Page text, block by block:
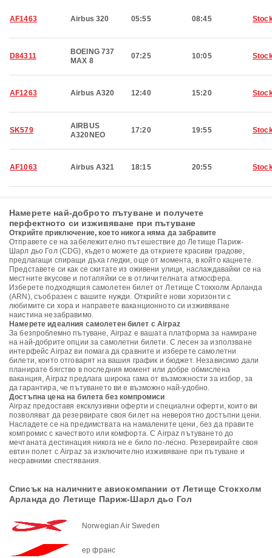
AF1463 Airbus 320 05:55 08:45
D84311
BOEING 737
MAX 8
07:25 10:05
AF1263 Airbus A320 12:40 15:20
SK579
AIRBUS
A320NEO
17:20 19:55
AF1063 Airbus A321 18:15 20:55
Намерете най-доброто пътуване и получете
перфектното си изживяване при пътуване
Открийте приключение, което никога няма да забравите
Отправете се на забележително пътешествие до Летище Париж-
Шарл дьо Гол (CDG), където можете да откриете красиви градове,
предлагащи спиращи дъха гледки, още от момента, в който кацнете.
Представете си как се скитате из оживени улици, наслаждавайки се на
местните вкусове и потапяйки се в отличителната атмосфера.
Изберете подходящия самолетен билет от Летище Стокхолм Арланда
(ARN), съобразен с вашите нужди. Открийте нови хоризонти с
любимите си хора и направете ваканционното си изживяване
наистина незабравимо.
Намерете идеалния самолетен билет с Airpaz
За безпроблемно пътуване, Airpaz е вашата платформа за намиране
на най-добрите опции за самолетни билети. С лесен за използване
интерфейс Airpaz ви помага да сравните и изберете самолетни
билети, които отговарят на вашия график и бюджет. Независимо дали
планирате бягство в последния момент или добре обмислена
ваканция, Airpaz предлага широка гама от възможности за избор, за
да гарантира, че пътуването ви е възможно най-удобно.
Достъпна цена на билета без компромиси
Airpaz предоставя ексклузивни оферти и специални оферти, които ви
позволяват да резервирате своя билет на невероятно достъпни цени.
Насладете се на предимствата на намалените цени, без да правите
компромис с качеството или комфорта. С Airpaz пътуването до
мечтаната дестинация никога не е било по-лесно. Резервирайте своя
евтин полет с Airpaz за изключително изживяване при пътуване и
несравними спестявания.
Списък на наличните авиокомпании от Летище Стокхолм
Арланда до Летище Париж-Шарл дьо Гол
Norwegian Air Sweden
ер франс